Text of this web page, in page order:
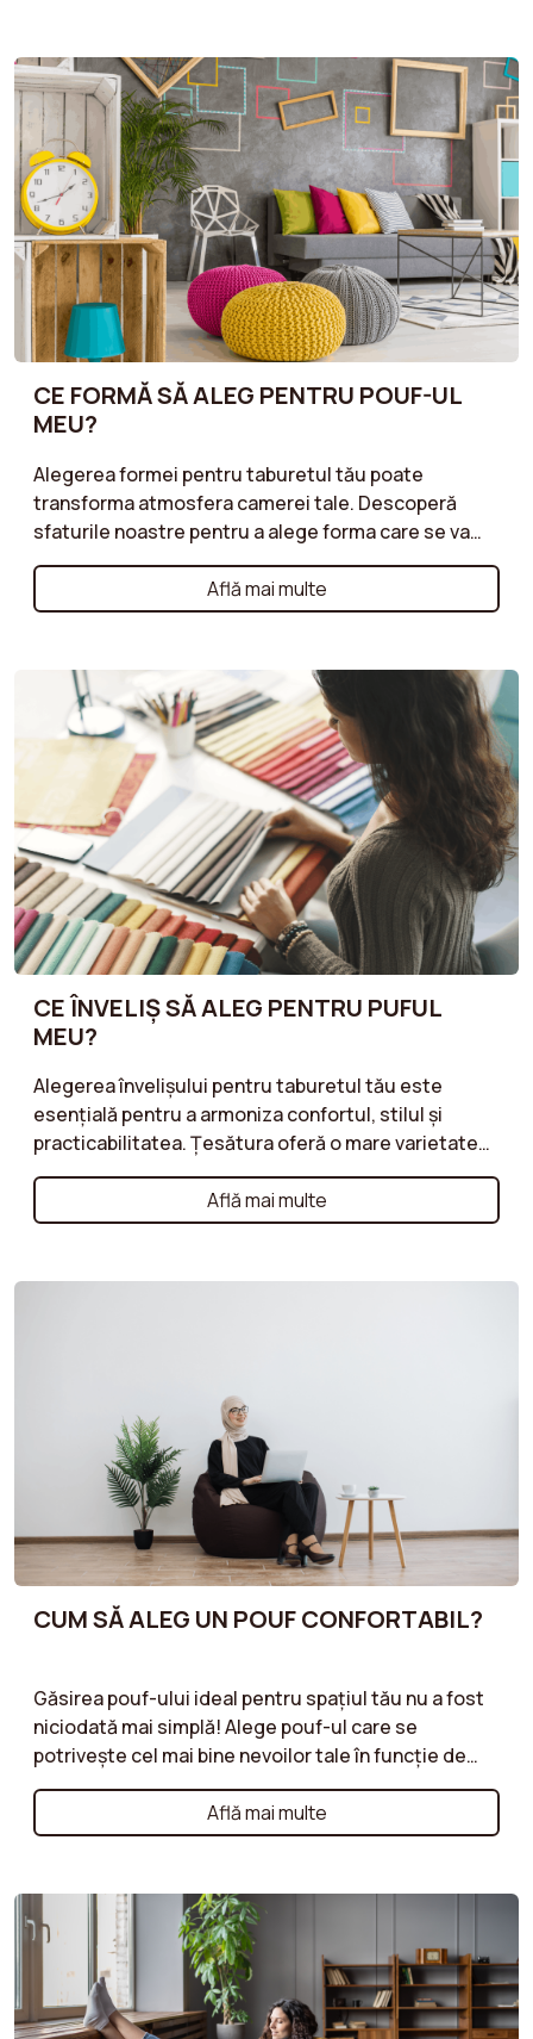
stil atemporal, culori strălucitoare pentru un efect
modern, sau nuanțe naturale pentru o atmosferă
caldă: urmați recomandările noastre pentru o
alegere de culoare care vă va pune în valoare spațiul
în timp ce vă reflectă personalitatea.
CE FORMĂ SĂ ALEG PENTRU POUF-UL
MEU?
Alegerea formei pentru taburetul tău poate
transforma atmosfera camerei tale. Descoperă
sfaturile noastre pentru a alege forma care se va
armoniza cel mai bine cu spațiul tău, ținând cont de
nevoile tale practice și estetice. Fie că este pentru
un colț de lectură, o zonă de relaxare sau un plus
răspundă dorințelor tale!
Află mai multe
CE ÎNVELIȘ SĂ ALEG PENTRU PUFUL
MEU?
Alegerea învelișului pentru taburetul tău este
esențială pentru a armoniza confortul, stilul și
practicabilitatea. Țesătura oferă o mare varietate
de culori și texturi, în timp ce catifeaua reiată aduce
o notă retro. Catifeaua clasică este perfectă pentru
o ambianță elegantă, iar bouclé oferă o senzație de
alege învelișul care se potrivește cu decorul tău!
Află mai multe
CUM SĂ ALEG UN POUF CONFORTABIL?
Găsirea pouf-ului ideal pentru spațiul tău nu a fost
niciodată mai simplă! Alege pouf-ul care se
potrivește cel mai bine nevoilor tale în funcție de
dimensiune, formă și funcționalitate. Pouf din
catifea, pouf din bouclé, pouf cu spațiu de
depozitare... ghidurile noastre îți oferă sfaturi
completa mobilierul, oferind în același timp o
utilitate practică și estetică.
Află mai multe